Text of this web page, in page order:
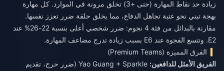
زيادة حد نقاط المهارة (حتى +3) تخلق مرونة في الموارد. كل مهارة
بهجة تبني نحو عتبة تجاهل الدفاع، مما يخلق حلقة ضرر تعزز نفسها.
مقارنة بالبدائل من فئة 4 نجوم: ضرر شخصي أعلى بنسبة 22-26% عند
E2. وتتسع الفجوة عند E6 بسبب زيادة تدرج مضاعف المهارة.
الفرق المميزة (Premium Teams)
الفريق الأمثل للدافعين:
Yao Guang + Sparkle (ضرر حرج، تقديم